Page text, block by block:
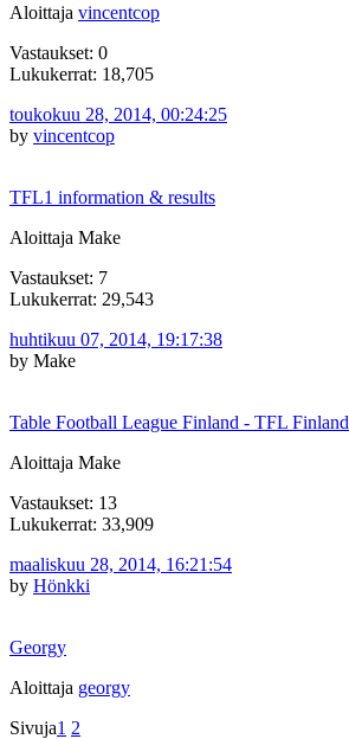
Aloittaja vincentcop
Vastaukset: 0
Lukukerrat: 18,705
toukokuu 28, 2014, 00:24:25
by vincentcop
TFL1 information & results
Aloittaja Make
Vastaukset: 7
Lukukerrat: 29,543
huhtikuu 07, 2014, 19:17:38
by Make
Table Football League Finland - TFL Finland
Aloittaja Make
Vastaukset: 13
Lukukerrat: 33,909
maaliskuu 28, 2014, 16:21:54
by Hönkki
Georgy
Aloittaja georgy
Sivuja1 2